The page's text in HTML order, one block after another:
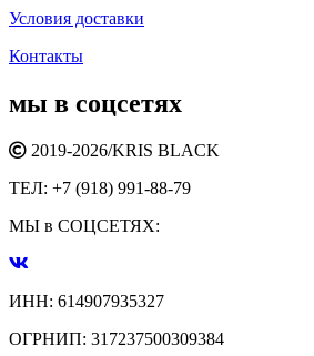
Условия доставки
Контакты
мы в соцсетях
2019-2026/KRIS BLACK
ТЕЛ: +7 (918) 991-88-79
МЫ в СОЦСЕТЯХ:
ИНН: 614907935327
ОГРНИП: 317237500309384